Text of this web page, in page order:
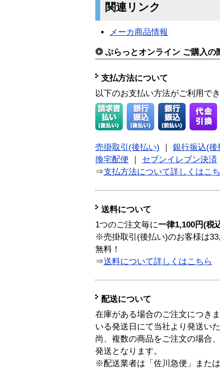
関連リンク
メーカ商品情報
ぷらっとオンライン ご購入の
支払方法について
以下のお支払い方法がご利用で
売掛取引(後払い)
銀行振込(後
換宅配便
セブンイレブン決済
⇒支払方法について詳しくはこ
送料について
1つのご注文毎に一律1,100円(税
※売掛取引(後払い)のお客様は
無料！
⇒送料について詳しくはこちら
配送について
在庫がある場合のご注文につき
いる発送日にて当社より発送い
尚、複数の商品をご注文の場合
発送となります。
※配送業者は「佐川急便」また